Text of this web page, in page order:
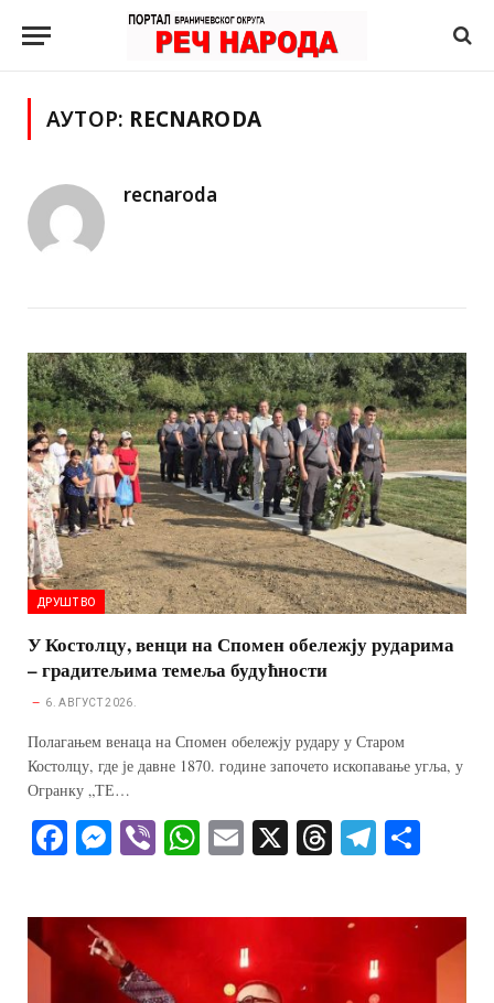
АУТОР: RECNARODA
recnaroda
ДРУШТВО
У Костолцу, венци на Спомен обележју рударима
– градитељима темеља будућности
6. АВГУСТ 2026.
Полагањем венаца на Спомен обележју рудару у Старом
Костолцу, где је давне 1870. године започето ископавање угља, у
Огранку „ТЕ…
Fa
bo
ok
M
se
ng
er
Vi
r
W
ts
pp
E
ail
X T
ea
ds
Te
gr
a
m
re